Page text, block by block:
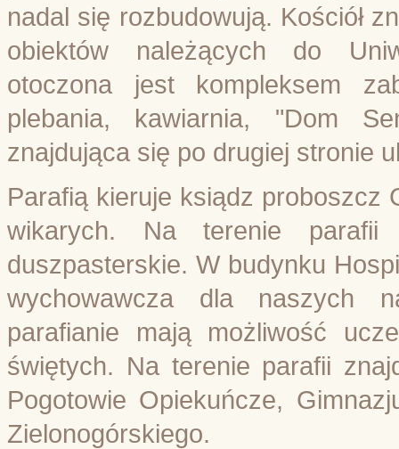
nadal się rozbudowują. Kościół
obiektów należących do
otoczona jest kompleksem
plebania, kawiarnia, "Dom
znajdująca się po drugiej stronie
Parafią kieruje ksiądz proboszcz
wikarych. Na terenie parafii
duszpasterskie. W budynku
wychowawcza dla naszych
parafianie mają możliwość
świętych. Na terenie parafii
Pogotowie Opiekuńcze,
Zielonogórskiego.